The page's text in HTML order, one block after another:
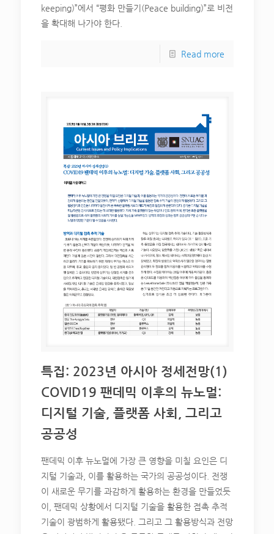
keeping)”에서 “평화 만들기(Peace building)”로 비전
을 확대해 나가야 한다.
Read more
특집: 2023년 아시아 정세전망(1)
COVID19 팬데믹 이후의 뉴노멀:
디지털 기술, 플랫폼 사회, 그리고
공공성
팬데믹 이후 뉴노멀에 가장 큰 영향을 미칠 요인은 디
지털 기술과, 이를 활용하는 국가의 공공성이다. 전쟁
이 새로운 무기를 과감하게 활용하는 환경을 만들었듯
이, 팬데믹 상황에서 디지털 기술을 활용한 접촉 추적
기술이 광범하게 활용됐다. 그리고 그 활용방식과 전망